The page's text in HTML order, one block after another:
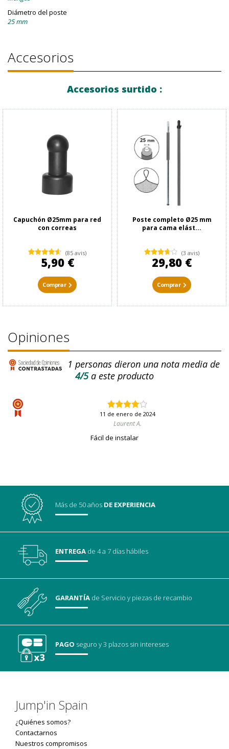
Diámetro del poste
25 mm
Accesorios
Accesorios surtido :
Capuchón Ø25mm para red
con correas
(85 avis)
5,90 €
Comprar
Poste completo Ø25 mm
para cama elást...
(3 avis)
29,80 €
Comprar
Opiniones
1 personas dieron una nota media de
4/5a este producto
11 de enero de 2024
Laurent A.
Fácil de instalar
Más de 50 años DE EXPERIENCIA
ENTREGA de 4 a 7 días hábiles
GARANTÍA de Servicioy piezas de recambio
PAGO seguroy 3 plazos sin intereses
Jump'in Spain
¿Quiénes somos?
Contactarnos
Nuestros compromisos